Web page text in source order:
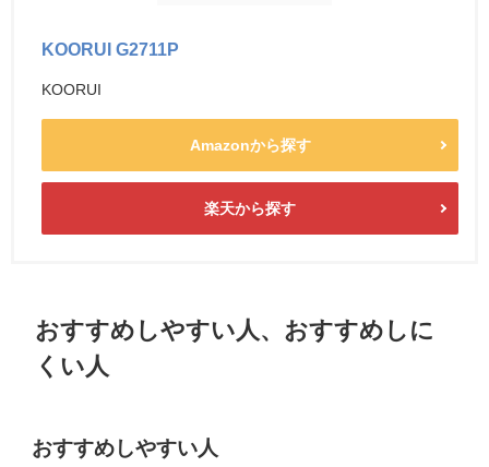
KOORUI G2711P
KOORUI
Amazonから探す
楽天から探す
おすすめしやすい人、おすすめしに
くい人
おすすめしやすい人